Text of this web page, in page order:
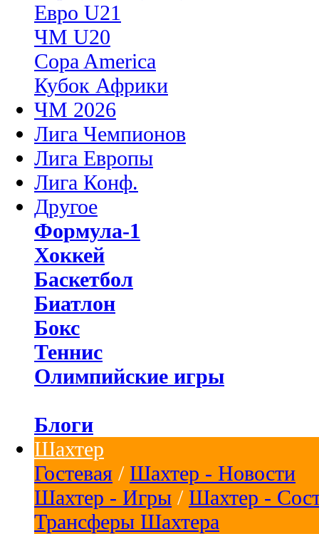
Евро U21
ЧМ U20
Copa America
Кубок Африки
ЧМ 2026
Лига Чемпионов
Лига Европы
Лига Конф.
Другое
Формула-1
Хоккей
Баскетбол
Биатлон
Бокс
Теннис
Олимпийские игры
Блоги
Шахтер
Гостевая / Шахтер - Новости
Шахтер - Игры / Шахтер -
Трансферы Шахтера